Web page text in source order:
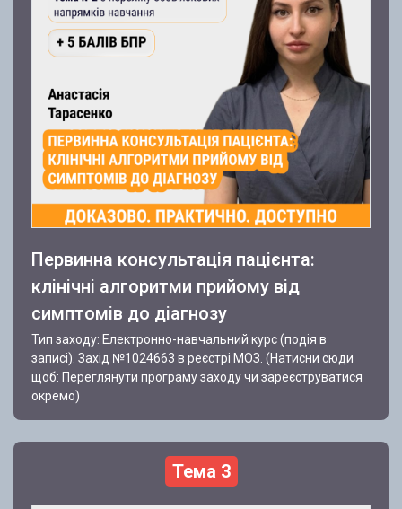
Первинна консультація пацієнта:
клінічні алгоритми прийому від
симптомів до діагнозу
Тип заходу: Електронно-навчальний курс (подія в
записі). Захід №1024663 в реєстрі МОЗ. (Натисни сюди
щоб: Переглянути програму заходу чи зареєструватися
окремо)
Тема 3